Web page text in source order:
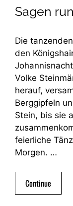
Sagen
Die
den
Volke
herauf,
Berggipfeln
Stein, bis sie
feierliche
Morgen. …
Continue